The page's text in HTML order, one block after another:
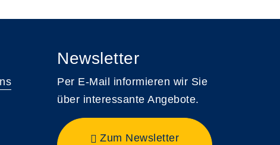
Newsletter
Per E-Mail informieren wir Sie
über interessante Angebote.
Zum Newsletter